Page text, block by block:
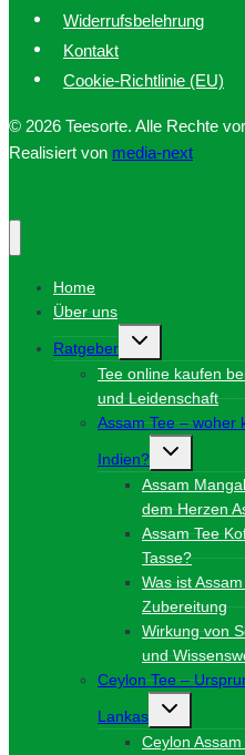
Widerrufsbelehrung
Kontakt
Cookie-Richtlinie (EU)
© 2026 Teesorte. Alle Rechte
Realisiert von media-next
Home
Über uns
Ratgeber
Untermenü
umschalten
Tee online kaufen
und Leidenschaft
Assam Tee – woher
Indien?
Untermenü
umschalten
Assam
dem Herzen
Assam Tee
Tasse?
Was ist
Zubereitung
Wirkung von
und
Ceylon Tee –
Lankas
Untermenü
umschalten
Ceylon